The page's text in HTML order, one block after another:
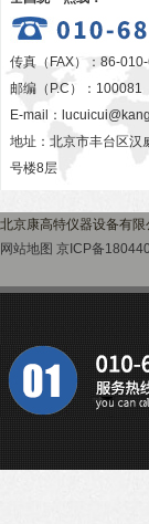
传真（FAX）：86-
邮编（P.C）：100081
E-mail：
地址：北京市丰台区汉
号楼8层
北京康高特仪器设备有
网站地图 京ICP备